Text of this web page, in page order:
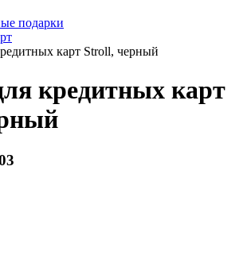
подарки
карт Stroll, черный
кредитных карт